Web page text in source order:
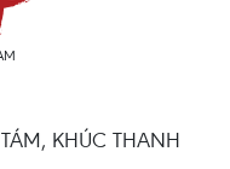
KHÚC THANH